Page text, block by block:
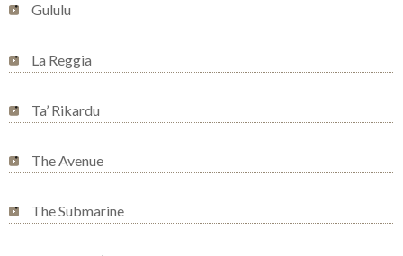
Gululu
La Reggia
Ta’ Rikardu
The Avenue
The Submarine